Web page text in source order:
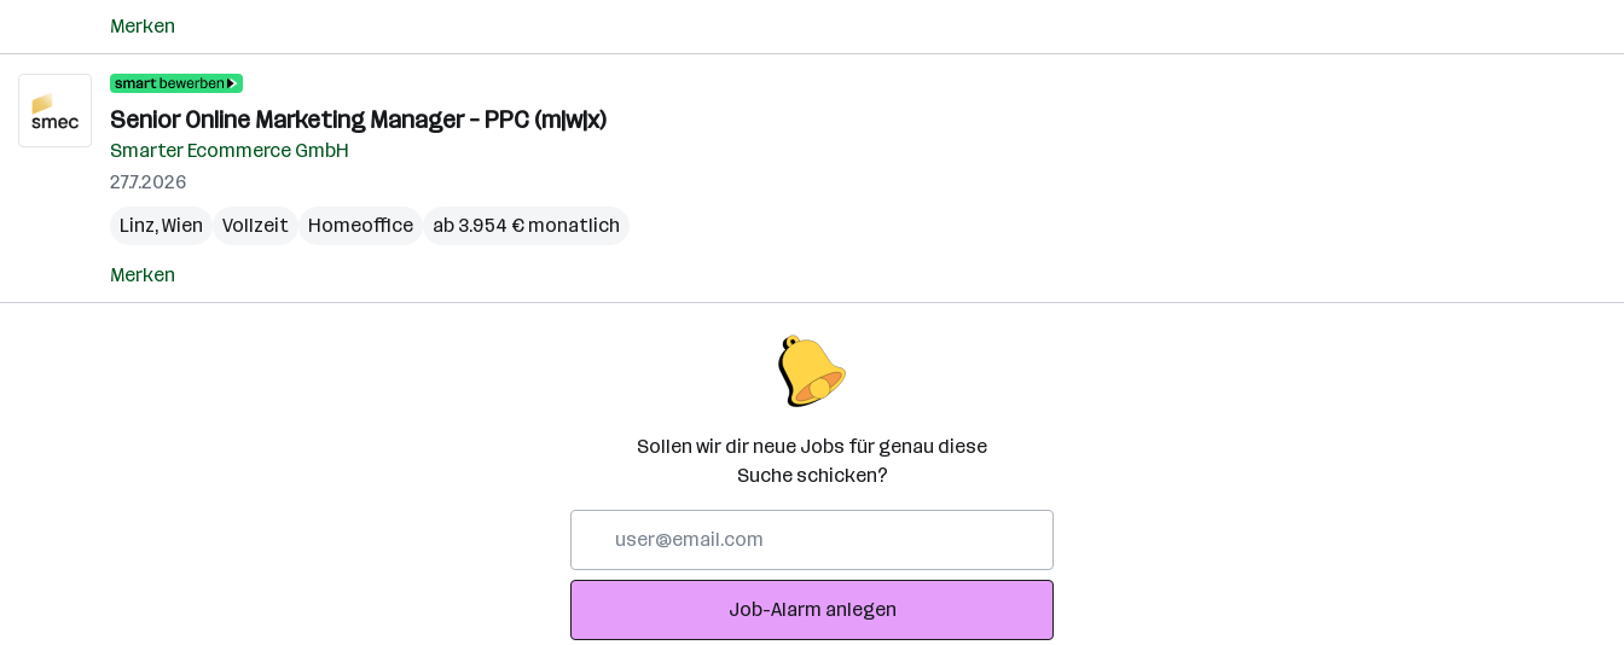
Merken
Senior Online Marketing Manager – PPC (m|w|x)
Smarter Ecommerce GmbH
27.7.2026
Linz,Wien Vollzeit Homeoffice ab 3.954 € monatlich
Merken
Sollen wir dir neue Jobs für genau diese
Suche schicken?
Adresse
Job-Alarm anlegen